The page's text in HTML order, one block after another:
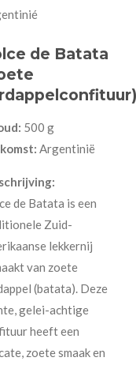
de Batata
500 g
Argentinië
de Batata is een
Zuid-
lekkernij
van zoete
(batata). Deze
gelei-achtige
heeft een
zoete smaak en